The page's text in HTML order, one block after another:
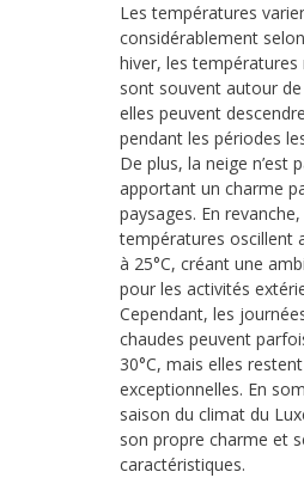
Les températures
considérablement
hiver, les températures
sont souvent autour de
elles peuvent
pendant les périodes
De plus, la neige n’est
apportant un charme
paysages. En revanche,
températures oscillent
à 25°C, créant une
pour les activités
Cependant, les
chaudes peuvent
30°C, mais elles restent
exceptionnelles. En
saison du climat du
son propre charme et
caractéristiques.